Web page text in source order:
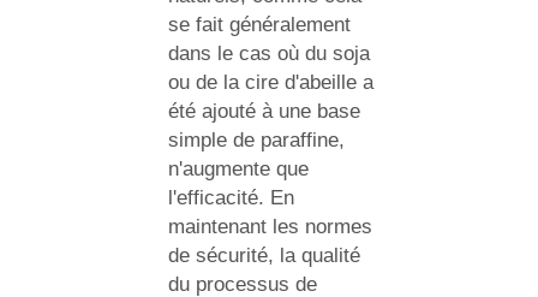
se fait généralement
dans le cas où du soja
ou de la cire d'abeille a
été ajouté à une base
simple de paraffine,
n'augmente que
l'efficacité. En
maintenant les normes
de sécurité, la qualité
du processus de